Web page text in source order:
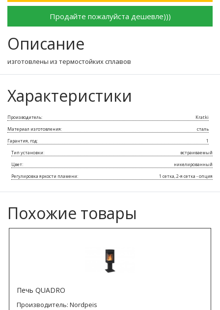
Продайте пожалуйста дешевле)))
Описание
изготовлены из термостойких сплавов
Характеристики
Производитель:
Kratki
Материал изготовления:
сталь
Гарантия, год:
1
Тип установки:
встраиваемый
Цвет:
никелированный
Регулировка яркости пламени:
1 сетка, 2-я сетка - опция
Похожие товары
Печь QUADRO
Производитель: Nordpeis